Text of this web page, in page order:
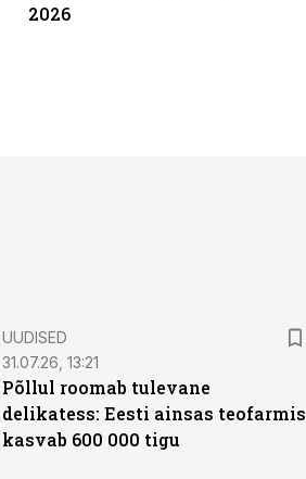
2026
UUDISED
31.07.26, 13:21
Põllul roomab tulevane
delikatess: Eesti ainsas teofarmis
kasvab 600 000 tigu